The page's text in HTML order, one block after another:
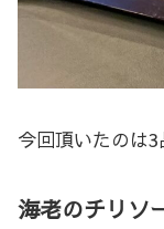
今回頂いたのは3
海老のチリソ